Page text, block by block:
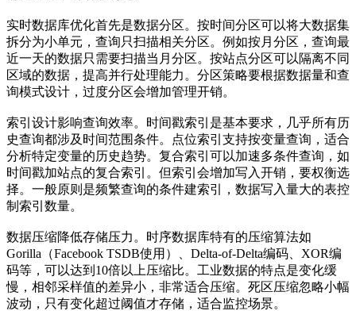
实时数据库优化首先是数据分区。按时间分区可以将大数据集
拆分为小单元，查询只扫描相关分区。例如按月分区，查询最
近一天的数据只需要扫描当月分区。按站点分区可以隔离不同
区域的数据，提高并行处理能力。分区策略要根据数据量和查
询模式设计，过度分区会增加管理开销。
索引设计影响查询效率。时间戳索引是基本要求，几乎所有历
史查询都涉及时间范围条件。点位索引支持按变量查询，适合
分析特定变量的历史趋势。复合索引可以加速多条件查询，如
时间戳加站点的复合索引。但索引会增加写入开销，要权衡选
择。一般原则是频繁查询的条件建索引，数据写入量大的表控
制索引数量。
数据压缩降低存储压力。时序数据库特有的压缩算法如
Gorilla（Facebook TSDB使用）、Delta-of-Delta编码、XOR编
码等，可以达到10倍以上压缩比。工业数据的特点是变化缓
慢，相邻采样值的差异小，非常适合压缩。死区压缩忽略小幅
波动，只有变化超过阈值才存储，适合监控场景。